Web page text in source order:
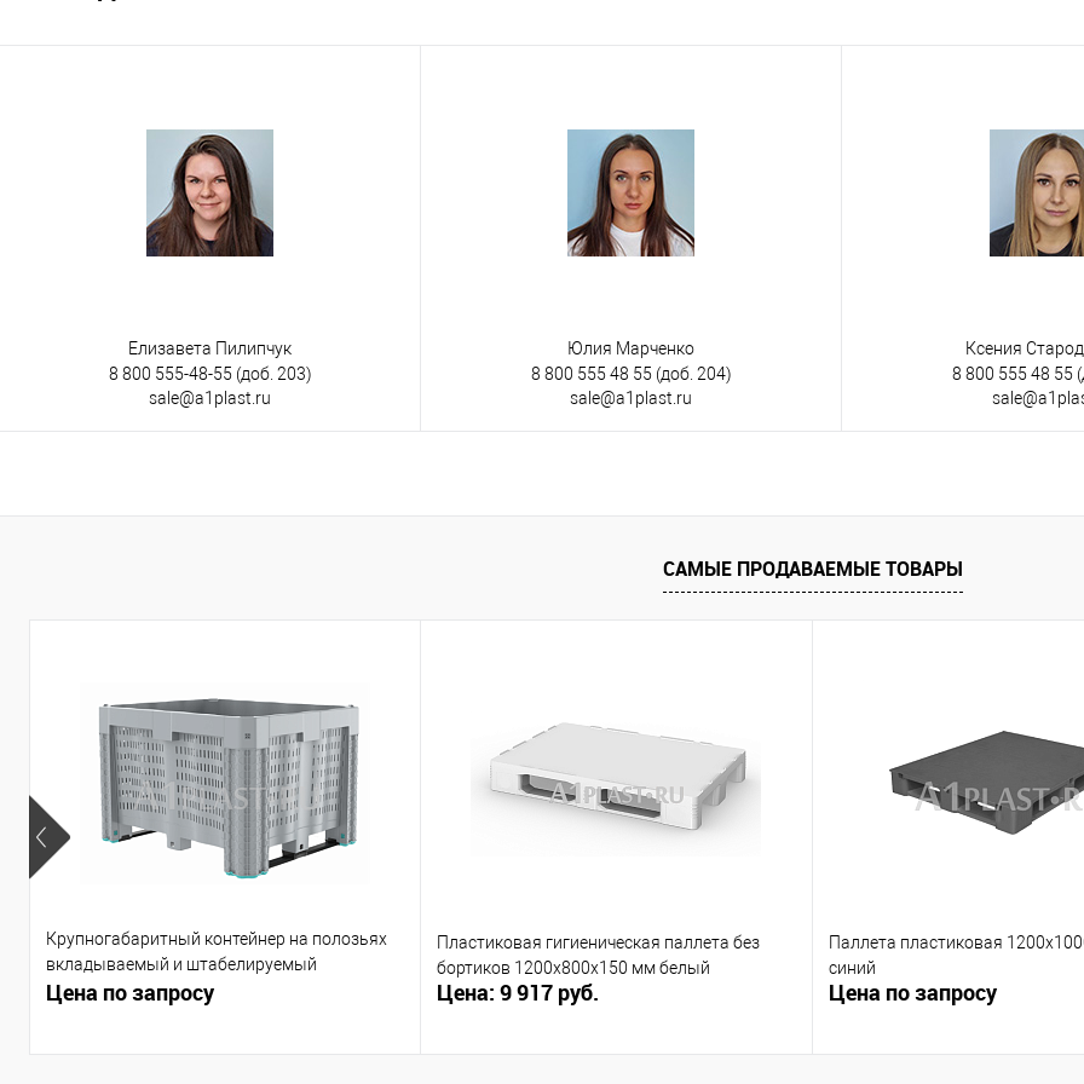
Елизавета Пилипчук
8 800 555-48-55(доб. 203)
sale@a1plast.ru
Юлия Марченко
8 800 555 48 55(доб. 204)
sale@a1plast.ru
Ксения
8 800 555 48 55
САМЫЕ ПРОДАВАЕМЫЕ ТОВАРЫ
Крупногабаритный контейнер на полозьях
вкладываемый и штабелируемый
1200х1000х790 мм
Цена по запросу
Пластиковая гигиеническая паллета без
бортиков 1200х800х150 мм белый
Цена: 9 917 руб.
Паллета пластиковая
синий
Цена по запросу